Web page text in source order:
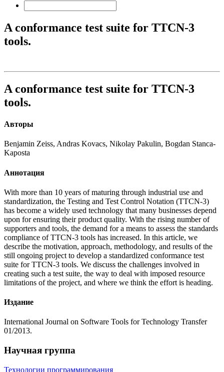
A conformance test suite for TTCN-3
tools.
A conformance test suite for TTCN-3
tools.
Авторы
Benjamin Zeiss, Andras Kovacs, Nikolay Pakulin, Bogdan Stanca-
Kaposta
Аннотация
With more than 10 years of maturing through industrial use and
standardization, the Testing and Test Control Notation (TTCN-3)
has become a widely used technology that many businesses depend
upon for ensuring their product quality. With the rising number of
supporters and tools, the demand for a means to assess the standards
compliance of TTCN-3 tools has increased. In this article, we
describe the motivation, approach, methodology, and results of the
still ongoing project to develop a standardized conformance test
suite for TTCN-3 tools. We discuss the challenges involved in
creating such a test suite, the way to deal with imposed resource
limitations of the project, and where we think the effort is heading.
Издание
International Journal on Software Tools for Technology Transfer
01/2013.
Научная группа
Технологии программирования